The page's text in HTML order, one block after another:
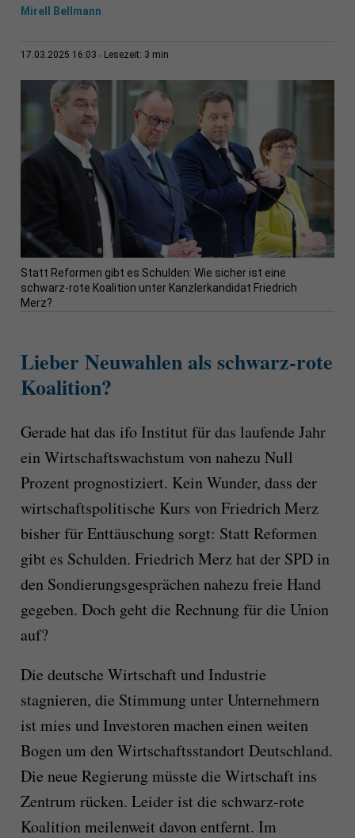
Mirell Bellmann
17.03.2025 16:03 Lesezeit: 3 min
Statt Reformen gibt es Schulden: Wie sicher ist eine
schwarz-rote Koalition unter Kanzlerkandidat Friedrich
Merz?
Lieber Neuwahlen als schwarz-rote
Koalition?
Gerade hat das ifo Institut für das laufende Jahr
ein Wirtschaftswachstum von nahezu Null
Prozent prognostiziert. Kein Wunder, dass der
wirtschaftspolitische Kurs von Friedrich Merz
bisher für Enttäuschung sorgt: Statt Reformen
gibt es Schulden. Friedrich Merz hat der SPD in
den Sondierungsgesprächen nahezu freie Hand
gegeben. Doch geht die Rechnung für die Union
auf?
Die deutsche Wirtschaft und Industrie
stagnieren, die Stimmung unter Unternehmern
ist mies und Investoren machen einen weiten
Bogen um den Wirtschaftsstandort Deutschland.
Die neue Regierung müsste die Wirtschaft ins
Zentrum rücken. Leider ist die schwarz-rote
Koalition meilenweit davon entfernt. Im